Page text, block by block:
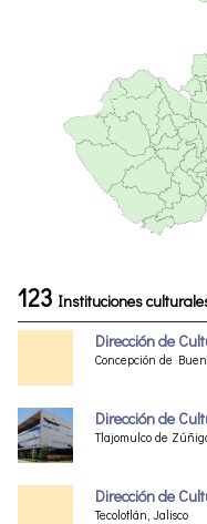
123 Instituciones
Dirección de
Concepción de
Dirección de
Tlajomulco de
Dirección de
Tecolotlán, Jalisco